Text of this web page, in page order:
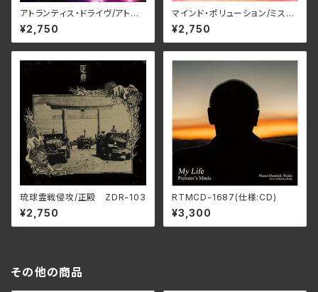
アトランティス・ドライヴ/アトラ
ンティス・ドライヴ RBNCD-1
406(仕様:CD)
¥2,750
マインド・ポリューション/ミステ
リー RBNCD-1401(仕様:CD)
¥2,750
琉球霊戦侵攻/正殿 ZDR-103
¥2,750
RTMCD-1687(仕様:CD)
¥3,300
その他の商品